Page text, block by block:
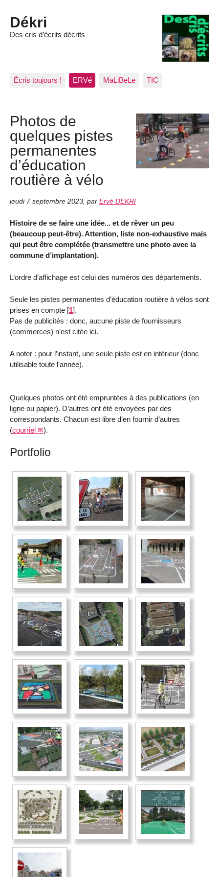
Dékri
Des cris d’écrits décrits
Écris toujours ! ERVé MaLiBeLe TIC
Photos de
quelques pistes
permanentes
d’éducation
routière à vélo
jeudi 7 septembre 2023, par Ervé DEKRI
Histoire de se faire une idée... et de rêver un peu
(beaucoup peut-être). Attention, liste non-exhaustive mais
qui peut être complétée (transmettre une photo avec la
commune d’implantation).
L’ordre d’affichage est celui des numéros des départements.
Seule les pistes permanentes d’éducation routière à vélos sont
prises en compte [1].
Pas de publicités : donc, aucune piste de fournisseurs
(commerces) n’est citée ici.
A noter : pour l’instant, une seule piste est en intérieur (donc
utilisable toute l’année).
Quelques photos ont été empruntées à des publications (en
ligne ou papier). D’autres ont été envoyées par des
correspondants. Chacun est libre d’en fournir d’autres
(courriel ).
Portfolio